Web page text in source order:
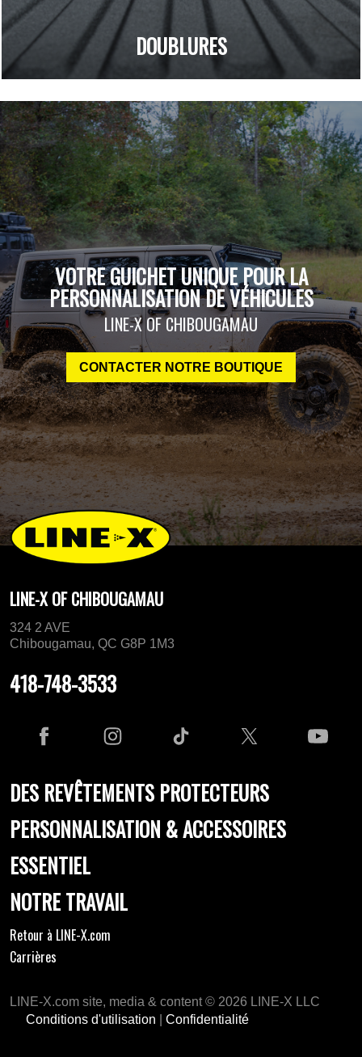
DOUBLURES
VOTRE GUICHET UNIQUE POUR LA
PERSONNALISATION DE VÉHICULES
LINE-X OF CHIBOUGAMAU
CONTACTER NOTRE BOUTIQUE
LINE-X OF CHIBOUGAMAU
324 2 AVE
Chibougamau, QC G8P 1M3
418-748-3533
DES REVÊTEMENTS PROTECTEURS
PERSONNALISATION & ACCESSOIRES
ESSENTIEL
NOTRE TRAVAIL
Retour à LINE-X.com
Carrières
LINE-X.com site, media & content © 2026 LINE-X LLC
Conditions d'utilisation
Confidentialité